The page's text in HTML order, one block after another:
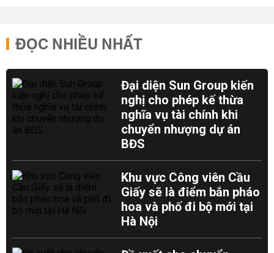
ĐỌC NHIỀU NHẤT
Đại diện Sun Group kiến
nghị cho phép kế thừa
nghĩa vụ tài chính khi
chuyển nhượng dự án
BĐS
Khu vực Công viên Cầu
Giấy sẽ là điểm bắn pháo
hoa và phố đi bộ mới tại
Hà Nội